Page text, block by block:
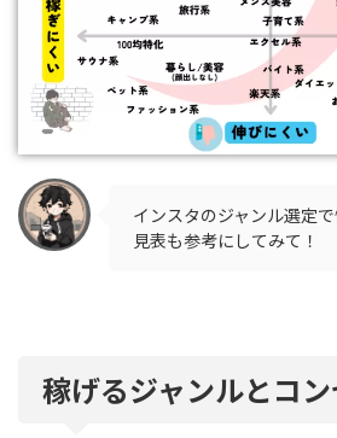
インスタのジャンル選定
見表も参考にしてみて！
稼げるジャンルとコ